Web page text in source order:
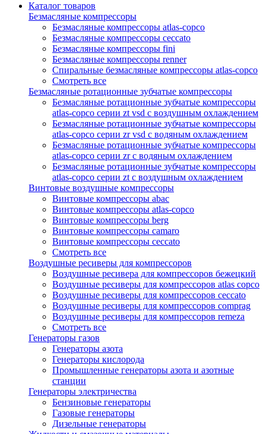
Каталог товаров
Безмасляные компрессоры
Безмасляные компрессоры atlas-copco
Безмасляные компрессоры ceccato
Безмасляные компрессоры fini
Безмасляные компрессоры renner
Спиральные безмасляные компрессоры atlas-copco
Смотреть все
Безмасляные ротационные зубчатые компрессоры
Безмасляные ротационные зубчатые компрессоры
atlas-copco серии zt vsd с воздушным охлаждением
Безмасляные ротационные зубчатые компрессоры
atlas-copco серии zr vsd с водяным охлаждением
Безмасляные ротационные зубчатые компрессоры
atlas-copco серии zr с водяным охлаждением
Безмасляные ротационные зубчатые компрессоры
atlas-copco серии zt с воздушным охлаждением
Винтовые воздушные компрессоры
Винтовые компрессоры abac
Винтовые компрессоры atlas-copco
Винтовые компрессоры berg
Винтовые компрессоры camaro
Винтовые компрессоры ceccato
Смотреть все
Воздушные ресиверы для компрессоров
Воздушные ресивера для компрессоров бежецкий
Воздушные ресиверы для компрессоров atlas copco
Воздушные ресиверы для компрессоров ceccato
Воздушные ресиверы для компрессоров comprag
Воздушные ресиверы для компрессоров remeza
Смотреть все
Генераторы газов
Генераторы азота
Генераторы кислорода
Промышленные генераторы азота и азотные
станции
Генераторы электричества
Бензиновые генераторы
Газовые генераторы
Дизельные генераторы